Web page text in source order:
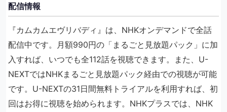
配信情報
『カムカムエヴリバディ』は、NHKオンデマンドで全話
配信中です。月額990円の「まるごと見放題パック」に加
入すれば、いつでも全112話を視聴できます。また、U-
NEXTではNHKまるごと見放題パック経由での視聴が可能
です。U-NEXTの31日間無料トライアルを利用すれば、初
回はお得に視聴を始められます。NHKプラスでは、NHK